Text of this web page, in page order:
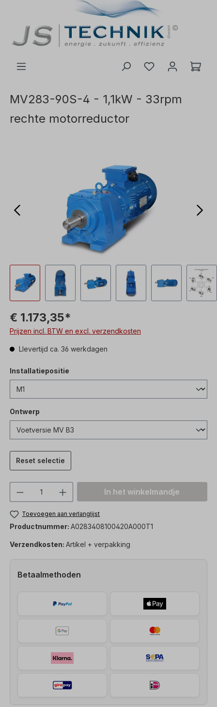
MV283-90S-4 - 1,1kW - 33rpm
rechte motorreductor
€ 1.173,35*
Prijzen incl. BTW en excl. verzendkosten
Llevertijd ca. 36 werkdagen
Installatiepositie
Ontwerp
Reset selectie
Producthoeveelheid: Voer de
In het winkelmandje
Toevoegen aan verlanglijst
Productnummer: A0283408100420A000T1
Verzendkosten: Artikel + verpakking
Betaalmethoden